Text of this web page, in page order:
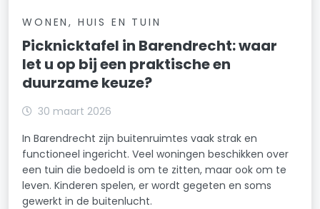
WONEN, HUIS EN TUIN
Picknicktafel in Barendrecht: waar
let u op bij een praktische en
duurzame keuze?
30 maart 2026
In Barendrecht zijn buitenruimtes vaak strak en
functioneel ingericht. Veel woningen beschikken over
een tuin die bedoeld is om te zitten, maar ook om te
leven. Kinderen spelen, er wordt gegeten en soms
gewerkt in de buitenlucht.